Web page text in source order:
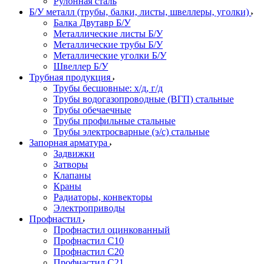
Б/У металл (трубы, балки, листы, швеллеры, уголки)
Балка Двутавр Б/У
Металлические листы Б/У
Металлические трубы Б/У
Металлические уголки Б/У
Швеллер Б/У
Трубная продукция
Трубы бесшовные: х/д, г/д
Трубы водогазопроводные (ВГП) стальные
Трубы обечаечные
Трубы профильные стальные
Трубы электросварные (э/с) стальные
Запорная арматура
Задвижки
Затворы
Клапаны
Краны
Радиаторы, конвекторы
Электроприводы
Профнастил
Профнастил оцинкованный
Профнастил С10
Профнастил С20